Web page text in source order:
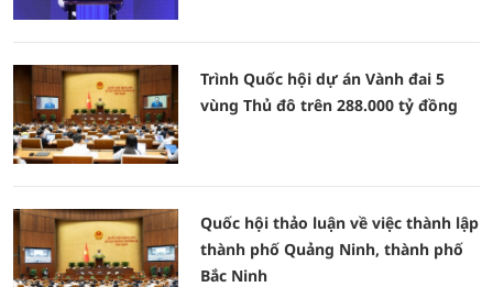
Trình Quốc hội dự án Vành đai 5
vùng Thủ đô trên 288.000 tỷ đồng
Quốc hội thảo luận về việc thành lập
thành phố Quảng Ninh, thành phố
Bắc Ninh